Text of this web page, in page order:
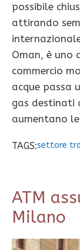
possibile
attirando
Oman, è uno
commercio
acque passa
gas destinati
aumentano
TAGS:settore
ATM
Milano